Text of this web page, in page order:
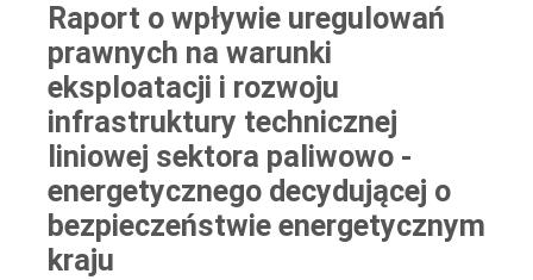
Raport o wpływie uregulowań
prawnych na warunki
eksploatacji i rozwoju
infrastruktury technicznej
liniowej sektora paliwowo -
energetycznego decydującej o
bezpieczeństwie energetycznym
kraju